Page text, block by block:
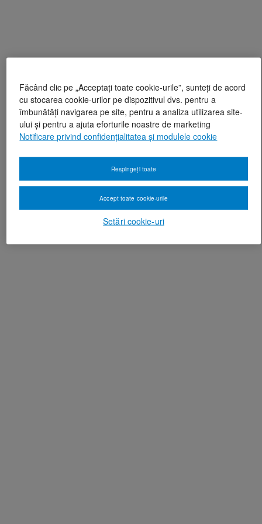
Făcând clic pe „Acceptați toate cookie-urile”, sunteți de acord
cu stocarea cookie-urilor pe dispozitivul dvs. pentru a
îmbunătăți navigarea pe site, pentru a analiza utilizarea site-
ului și pentru a ajuta eforturile noastre de marketing
Notificare privind confidențialitatea și modulele cookie
Setări cookie-uri
Respingeți toate
Accept toate cookie-urile